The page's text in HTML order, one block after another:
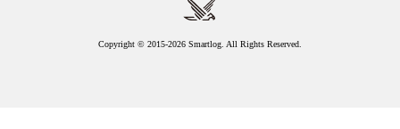
Copyright © 2015-2026 Smartlog. All Rights Reserved.